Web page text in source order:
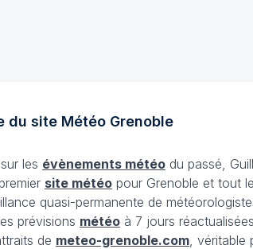
du site MétéoGrenoble
les évènements météo du passé,
site météo pour Grenoble et tout
quasi-permanente de
prévisions météo à 7 jours
de meteo-grenoble.com ,